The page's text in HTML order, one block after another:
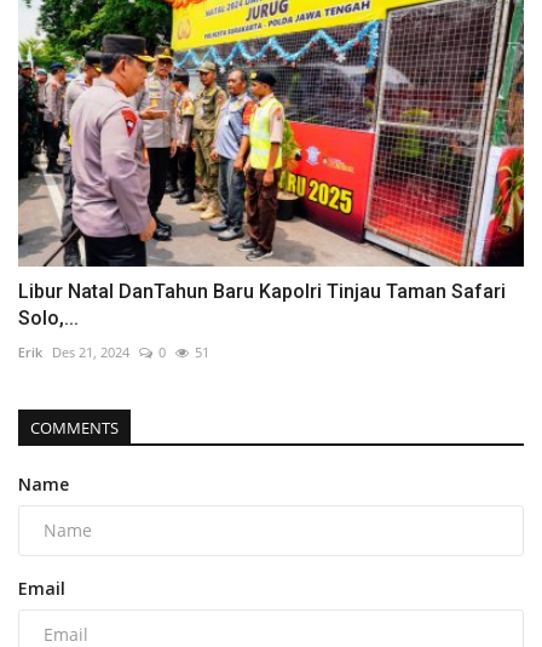
Libur Natal DanTahun Baru Kapolri Tinjau Taman Safari
Solo,...
Erik Des 21, 2024 0 51
COMMENTS
Name
Email